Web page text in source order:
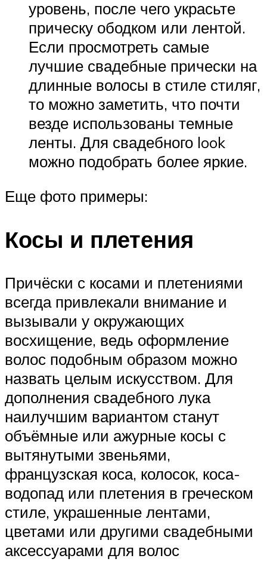
уровень, после чего украсьте
прическу ободком или лентой.
Если просмотреть самые
лучшие свадебные прически на
длинные волосы в стиле стиляг,
то можно заметить, что почти
везде использованы темные
ленты. Для свадебного look
можно подобрать более яркие.
Еще фото примеры:
Косы и плетения
Причёски с косами и плетениями
всегда привлекали внимание и
вызывали у окружающих
восхищение, ведь оформление
волос подобным образом можно
назвать целым искусством. Для
дополнения свадебного лука
наилучшим вариантом станут
объёмные или ажурные косы с
вытянутыми звеньями,
французская коса, колосок, коса-
водопад или плетения в греческом
стиле, украшенные лентами,
цветами или другими свадебными
аксессуарами для волос